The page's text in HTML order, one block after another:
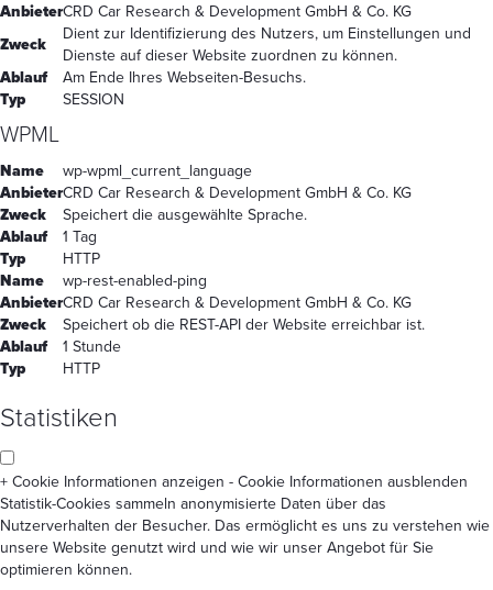
AnbieterCRD Car Research & Development GmbH & Co. KG
Zweck
Dient zur Identifizierung des Nutzers, um Einstellungen und
Dienste auf dieser Website zuordnen zu können.
Ablauf
Am Ende Ihres Webseiten-Besuchs.
Typ
SESSION
WPML
Name
wp-wpml_current_language
AnbieterCRD Car Research & Development GmbH & Co. KG
Zweck
Speichert die ausgewählte Sprache.
Ablauf
1 Tag
Typ
HTTP
Name
wp-rest-enabled-ping
AnbieterCRD Car Research & Development GmbH & Co. KG
Zweck
Speichert ob die REST-API der Website erreichbar ist.
Ablauf
1 Stunde
Typ
HTTP
Statistiken
+ Cookie Informationen anzeigen - Cookie Informationen ausblenden
Statistik-Cookies sammeln anonymisierte Daten über das
Nutzerverhalten der Besucher. Das ermöglicht es uns zu verstehen wie
unsere Website genutzt wird und wie wir unser Angebot für Sie
optimieren können.